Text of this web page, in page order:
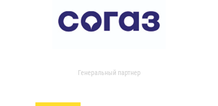
Генеральный партнер